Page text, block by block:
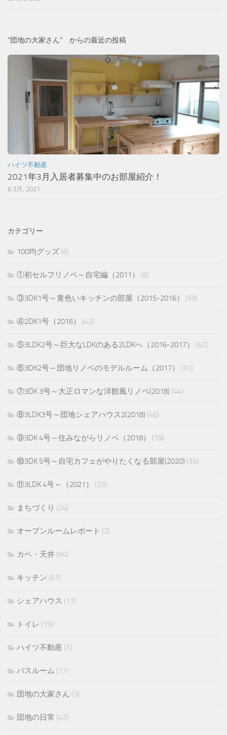
”団地の大家さん” からの最近の投稿
ハイツ不動産
2021年3月入居者募集中のお部屋紹介！
8 3月, 2021
カテゴリー
100均グッズ (6)
①初セルフリノベ～自宅編（2011） (6)
③3DK1号～黄色いキッチンの部屋（2015-2016） (59)
④2DK1号（2016） (42)
⑤3LDK2号～巨大なLDKのある2LDKへ（2016-2017） (62)
⑥3DK2号～団地リノベのモデルルーム（2017） (31)
⑦3DK 3号～大正ロマンな洋館風リノベ(2018) (44)
⑧3LDK3号～団地シェアハウス2(2018) (46)
⑨3DK 4号～住みながらリノベ（2018） (19)
⑩3DK 5号～自宅カフェがやりたくなる部屋(2020) (35)
⑪3LDK 4号～（2021） (29)
まちづくり (24)
オープンルームレポート (2)
カベ・天井 (94)
キッチン (61)
シェアハウス (11)
トイレ (15)
ハイツ不動産 (1)
バスルーム (17)
団地の大家さん (3)
団地の日常 (47)